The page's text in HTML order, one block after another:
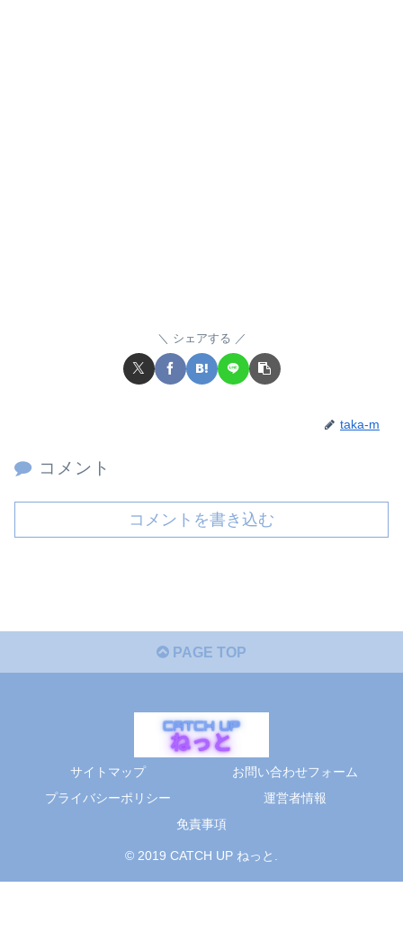
シェアする
taka-m
コメント
コメントを書き込む
PAGE TOP
サイトマップ
お問い合わせフォーム
プライバシーポリシー
運営者情報
免責事項
© 2019 CATCH UP ねっと.